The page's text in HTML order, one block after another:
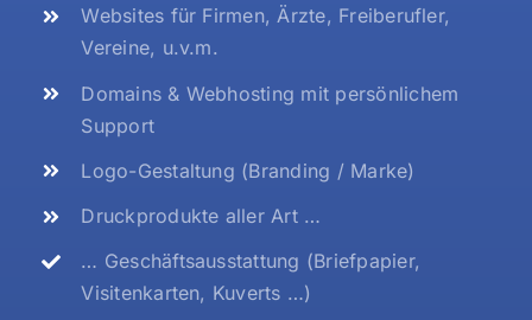
Websites für Firmen, Ärzte, Freiberufler,
Vereine, u.v.m.
Domains & Webhosting mit persönlichem
Support
Logo-Gestaltung (Branding / Marke)
Druckprodukte aller Art …
… Geschäftsausstattung (Briefpapier,
Visitenkarten, Kuverts …)